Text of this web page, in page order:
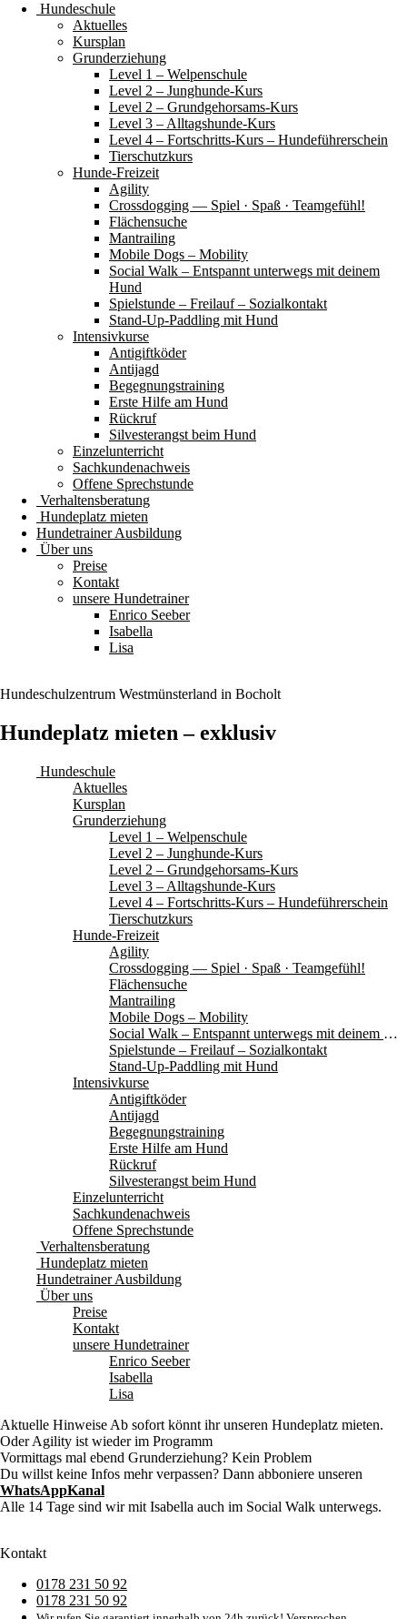
Hundeschule
Aktuelles
Kursplan
Grunderziehung
Level 1 – Welpenschule
Level 2 – Junghunde-Kurs
Level 2 – Grundgehorsams-Kurs
Level 3 – Alltagshunde-Kurs
Level 4 – Fortschritts-Kurs – Hundeführerschein
Tierschutzkurs
Hunde-Freizeit
Agility
Crossdogging — Spiel · Spaß · Teamgefühl!
Flächensuche
Mantrailing
Mobile Dogs – Mobility
Social Walk – Entspannt unterwegs mit deinem
Hund
Spielstunde – Freilauf – Sozialkontakt
Stand-Up-Paddling mit Hund
Intensivkurse
Antigiftköder
Antijagd
Begegnungstraining
Erste Hilfe am Hund
Rückruf
Silvesterangst beim Hund
Einzelunterricht
Sachkundenachweis
Offene Sprechstunde
Verhaltensberatung
Hundeplatz mieten
Hundetrainer Ausbildung
Über uns
Preise
Kontakt
unsere Hundetrainer
Enrico Seeber
Isabella
Lisa
Hundeschulzentrum Westmünsterland in Bocholt
Hundeplatz mieten – exklusiv
Hundeschule
Aktuelles
Kursplan
Grunderziehung
Level 1 – Welpenschule
Level 2 – Junghunde-Kurs
Level 2 – Grundgehorsams-Kurs
Level 3 – Alltagshunde-Kurs
Level 4 – Fortschritts-Kurs – Hundeführerschein
Tierschutzkurs
Hunde-Freizeit
Agility
Crossdogging — Spiel · Spaß · Teamgefühl!
Flächensuche
Mantrailing
Mobile Dogs – Mobility
Social Walk – Entspannt unterwegs mit deinem Hund
Spielstunde – Freilauf – Sozialkontakt
Stand-Up-Paddling mit Hund
Intensivkurse
Antigiftköder
Antijagd
Begegnungstraining
Erste Hilfe am Hund
Rückruf
Silvesterangst beim Hund
Einzelunterricht
Sachkundenachweis
Offene Sprechstunde
Verhaltensberatung
Hundeplatz mieten
Hundetrainer Ausbildung
Über uns
Preise
Kontakt
unsere Hundetrainer
Enrico Seeber
Isabella
Lisa
Aktuelle Hinweise Ab sofort könnt ihr unseren Hundeplatz mieten.
Oder Agility ist wieder im Programm
Vormittags mal ebend Grunderziehung? Kein Problem
Du willst keine Infos mehr verpassen? Dann abboniere unseren
WhatsAppKanal
Alle 14 Tage sind wir mit Isabella auch im Social Walk unterwegs.
Kontakt
0178 231 50 92
0178 231 50 92